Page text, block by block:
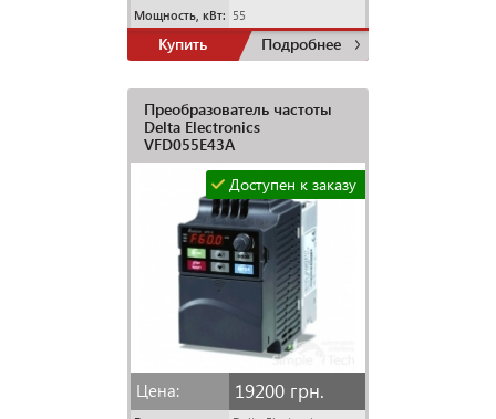
Мощность, кВт: 55
Купить Подробнее
Преобразователь частоты
Delta Electronics
VFD055E43A
Доступен к заказу
Цена: 19200 грн.